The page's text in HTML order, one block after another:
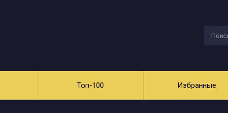
Топ-100 Избранные